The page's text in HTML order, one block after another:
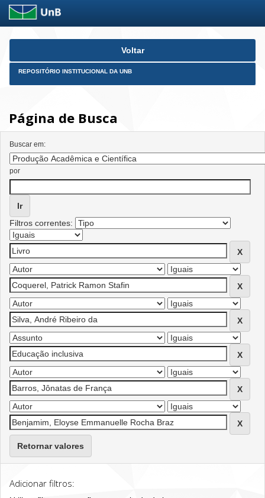
Skip
Voltar
REPOSITÓRIO INSTITUCIONAL DA UNB
Página de Busca
Buscar em:
por
Filtros correntes:
Retornar valores
Adicionar filtros: